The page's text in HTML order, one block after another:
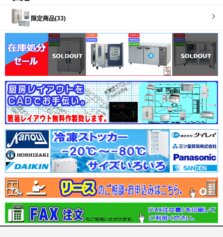
限定商品(33)